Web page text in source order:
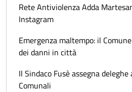
Rete Antiviolenza Adda
Instagram
Emergenza maltempo: il
dei danni in città
Il Sindaco Fusè assegna
Comunali